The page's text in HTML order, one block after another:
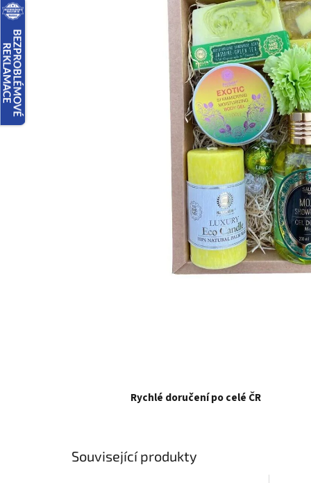
Rychlé doručení po celé ČR
Související produkty